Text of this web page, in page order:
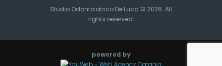
Studio Odontoiatrico De Luca © 2026. All
rights reserved.
powered by